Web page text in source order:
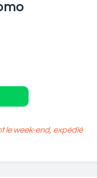
le week-end, expédié